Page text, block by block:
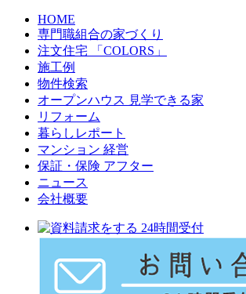
HOME
専門職組合の家づくり
注文住宅 「COLORS」
施工例
物件検索
オープンハウス 見学できる家
リフォーム
暮らしレポート
マンション 経営
保証・保険 アフター
ニュース
会社概要